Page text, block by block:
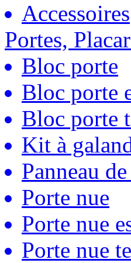
Accessoires
Portes,
Bloc porte
Bloc porte
Bloc porte
Kit à
Panneau
Porte nue
Porte nue
Porte nue